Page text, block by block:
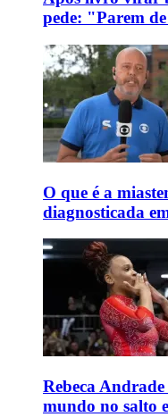
pede: "Parem
O que é a
diagnosticada
Rebeca
mundo no salto